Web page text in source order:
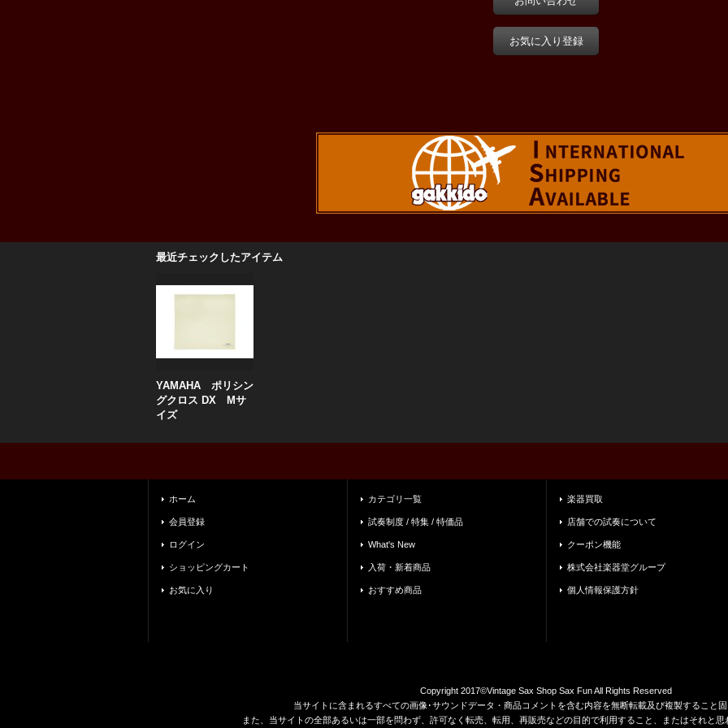
お気に入り登録
最近チェックしたアイテム
YAMAHA ポリシン
グクロス DX Mサ
イズ
ホーム
会員登録
ログイン
ショッピングカート
お気に入り
カテゴリ一覧
試奏制度 / 特集 / 特価品
What's New
入荷・新着商品
おすすめ商品
楽器買取
店舗での試奏について
クーポン機能
株式会社楽器堂グループ
個人情報保護方針
Copyright 2017©Vintage Sax Shop Sax Fun All Rights Reserved
当サイトに含まれるすべての画像･サウンドデータ・商品コメントを含む内容を無断転載及び複製すること
また、当サイトの全部あるいは一部を問わず、許可なく転売、転用、再販売などの目的で利用すること、またはそれと